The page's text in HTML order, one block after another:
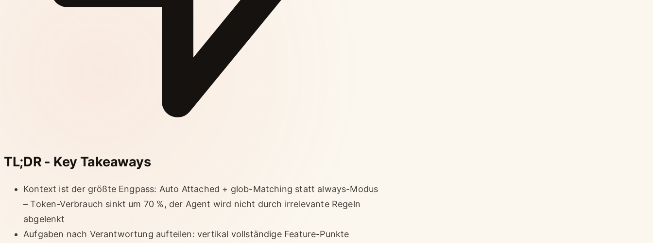
TL;DR - Key Takeaways
Kontext ist der größte Engpass: Auto Attached + glob-Matching statt always-Modus
– Token-Verbrauch sinkt um 70 %, der Agent wird nicht durch irrelevante Regeln
abgelenkt
Aufgaben nach Verantwortung aufteilen: vertikal vollständige Feature-Punkte